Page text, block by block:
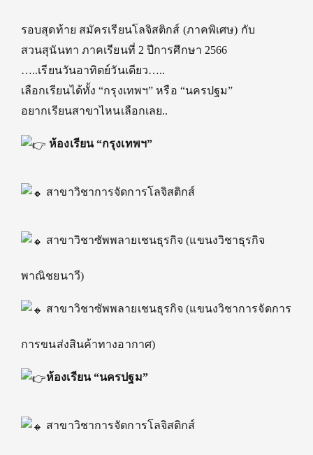
รอบสุดท้าย สมัครเรียนโลจิสติกส์ (ภาคพิเศษ) กับ
สวนสุนันทา ภาคเรียนที่ 2 ปีการศึกษา 2566
…..เรียนวันอาทิตย์วันเดียว…..
เลือกเรียนได้ทั้ง “กรุงเทพฯ” หรือ “นครปฐม”
อยากเรียนสาขาไหนเลือกเลย..
ห้องเรียน “กรุงเทพฯ”
สาขาวิชาการจัดการโลจิสติกส์
สาขาวิชาซัพพลายเชนธุรกิจ (แขนงวิชาธุรกิจ
พาณิชยนาวี)
สาขาวิชาซัพพลายเชนธุรกิจ (แขนงวิชาการจัดการ
การขนส่งสินค้าทางอากาศ)
ห้องเรียน “นครปฐม”
สาขาวิชาการจัดการโลจิสติกส์